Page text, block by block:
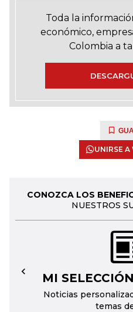
Toda la
económico,
Colombia a
UNIRSE
CONOZCA LOS
NUESTROS
MI
Noticias
temas
←